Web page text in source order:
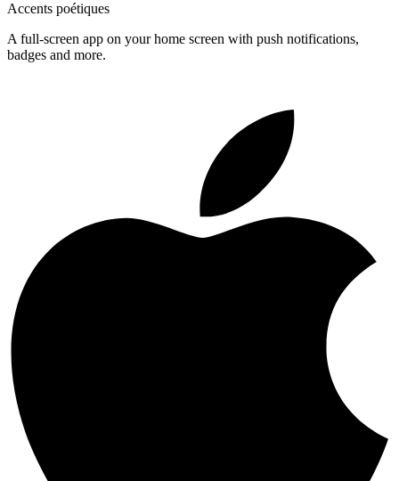
Accents poétiques
A full-screen app on your home screen with push notifications,
badges and more.